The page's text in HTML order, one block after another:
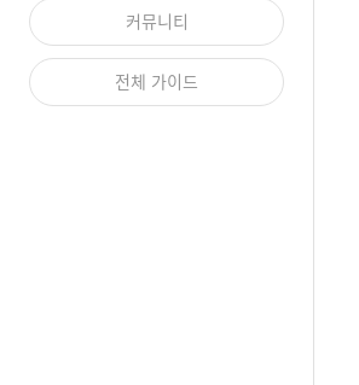
커뮤니티
전체 가이드